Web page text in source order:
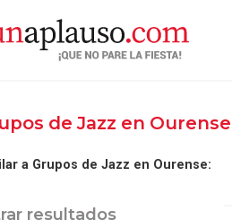
de Jazz en Ourense
a Grupos de Jazz en Ourense:
resultados